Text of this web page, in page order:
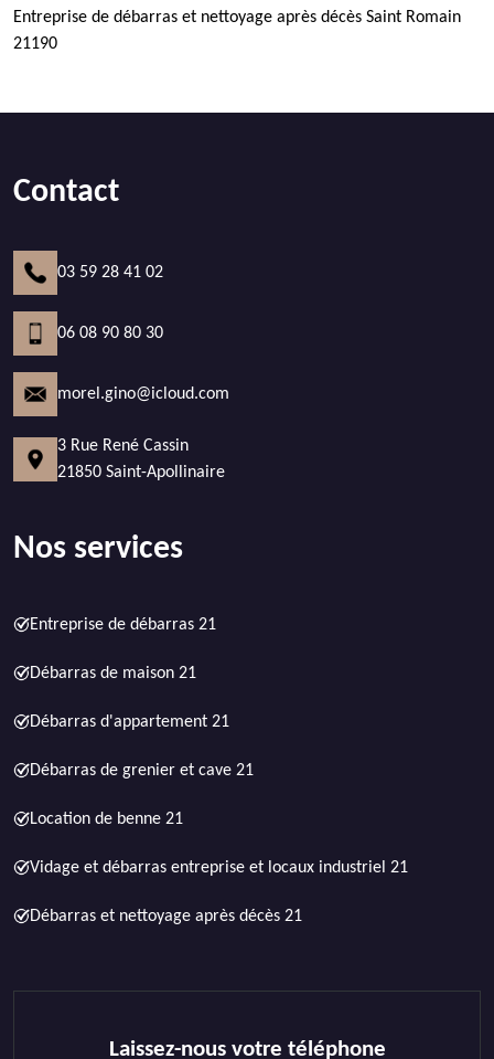
Entreprise de débarras et nettoyage après décès Saint Romain
21190
Contact
03 59 28 41 02
06 08 90 80 30
morel.gino@icloud.com
3 Rue René Cassin
21850 Saint-Apollinaire
Nos services
Entreprise de débarras 21
Débarras de maison 21
Débarras d'appartement 21
Débarras de grenier et cave 21
Location de benne 21
Vidage et débarras entreprise et locaux industriel 21
Débarras et nettoyage après décès 21
Laissez-nous votre téléphone